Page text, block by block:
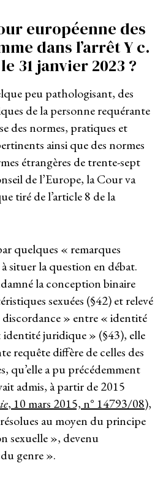
européenne des
dans l’arrêt Y c.
31 janvier 2023 ?
peu pathologisant, des
de la personne requérante
des normes, pratiques et
ainsi que des normes
étrangères de trente-sept
de l’Europe, la Cour va
tiré de l’article 8 de la
quelques « remarques
situer la question en débat.
la conception binaire
sexuées (§42) et relevé
discordance » entre « identité
identité juridique » (§43), elle
requête diffère de celles des
qu’elle a pu précédemment
admis, à partir de 2015
, 10 mars 2015, n° 14793/08),
au moyen du principe
sexuelle », devenu
genre ».